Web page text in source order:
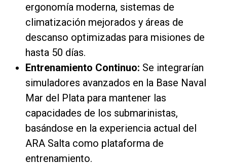
ergonomía moderna, sistemas de
climatización mejorados y áreas de
descanso optimizadas para misiones de
hasta 50 días.
Entrenamiento Continuo: Se integrarían
simuladores avanzados en la Base Naval
Mar del Plata para mantener las
capacidades de los submarinistas,
basándose en la experiencia actual del
ARA Salta como plataforma de
entrenamiento.